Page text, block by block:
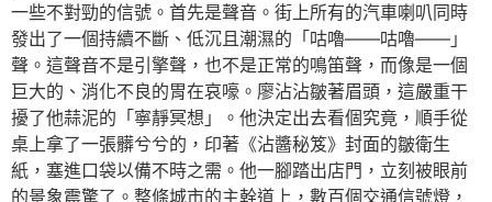
一些不對勁的信號。首先是聲音。街上所有的汽車喇叭同時
發出了一個持續不斷、低沉且潮濕的「咕嚕——咕嚕——」
聲。這聲音不是引擎聲，也不是正常的鳴笛聲，而像是一個
巨大的、消化不良的胃在哀嚎。廖沾沾皺著眉頭，這嚴重干
擾了他蒜泥的「寧靜冥想」。他決定出去看個究竟，順手從
桌上拿了一張髒兮兮的，印著《沾醬秘笈》封面的皺衛生
紙，塞進口袋以備不時之需。他一腳踏出店門，立刻被眼前
的景象震驚了。整條城市的主幹道上，數百個交通信號燈，